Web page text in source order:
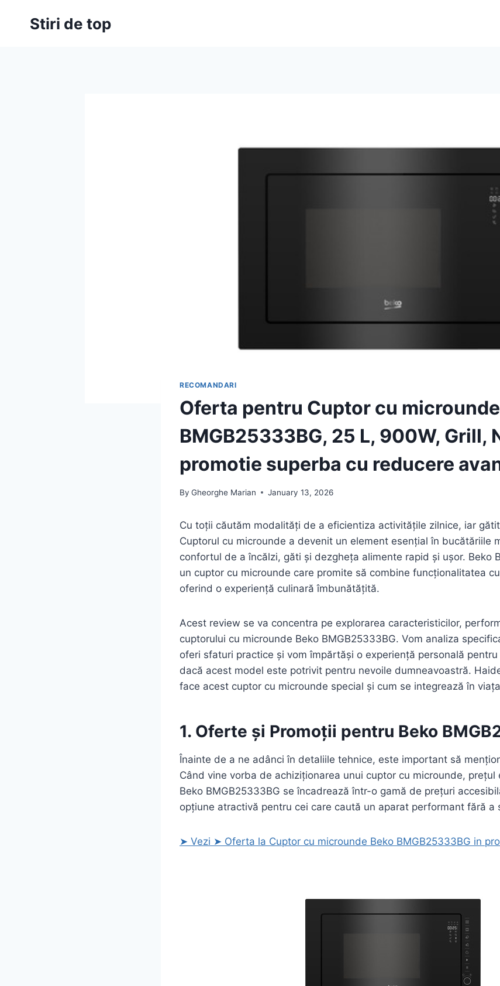
Stiri de top
RECOMANDARI
Oferta pentru Cuptor cu
BMGB25333BG, 25 L, 900W, Grill,
promotie superba cu reducere
By Gheorghe Marian January 13, 2026
Cu toții căutăm modalități de a eficientiza activitățile zilnice, iar
Cuptorul cu microunde a devenit un element esențial în bucătăriile
confortul de a încălzi, găti și dezgheța alimente rapid și ușor. Beko
un cuptor cu microunde care promite să combine funcționalitatea
oferind o experiență culinară îmbunătățită.
Acest review se va concentra pe explorarea caracteristicilor,
cuptorului cu microunde Beko BMGB25333BG. Vom analiza
oferi sfaturi practice și vom împărtăși o experiență personală
dacă acest model este potrivit pentru nevoile dumneavoastră.
face acest cuptor cu microunde special și cum se integrează în
1. Oferte și Promoții pentru Beko
Înainte de a ne adânci în detaliile tehnice, este important să
Când vine vorba de achiziționarea unui cuptor cu microunde, prețul
Beko BMGB25333BG se încadrează într-o gamă de prețuri
opțiune atractivă pentru cei care caută un aparat performant fără a
➤ Vezi ➤ Oferta la Cuptor cu microunde Beko BMGB25333BG in